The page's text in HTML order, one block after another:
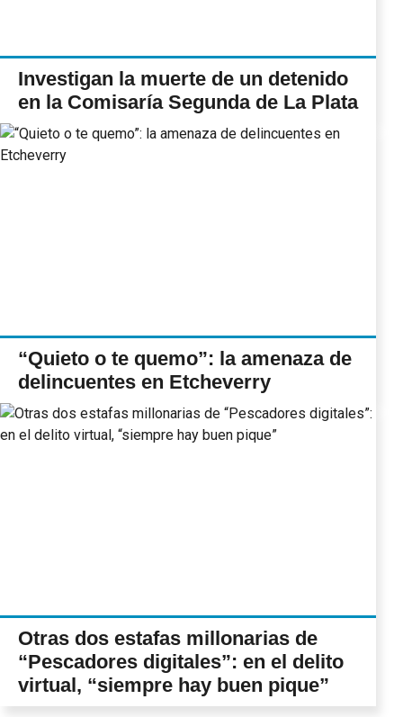
Investigan la muerte de un detenido
en la Comisaría Segunda de La Plata
“Quieto o te quemo”: la amenaza de
delincuentes en Etcheverry
Otras dos estafas millonarias de
“Pescadores digitales”: en el delito
virtual, “siempre hay buen pique”